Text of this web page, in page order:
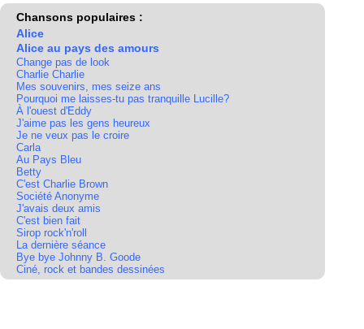
Chansons populaires :
Alice
Alice au pays des amours
Change pas de look
Charlie Charlie
Mes souvenirs, mes seize ans
Pourquoi me laisses-tu pas tranquille Lucille?
À l'ouest d'Eddy
J'aime pas les gens heureux
Je ne veux pas le croire
Carla
Au Pays Bleu
Betty
C'est Charlie Brown
Société Anonyme
J'avais deux amis
C'est bien fait
Sirop rock'n'roll
La dernière séance
Bye bye Johnny B. Goode
Ciné, rock et bandes dessinées